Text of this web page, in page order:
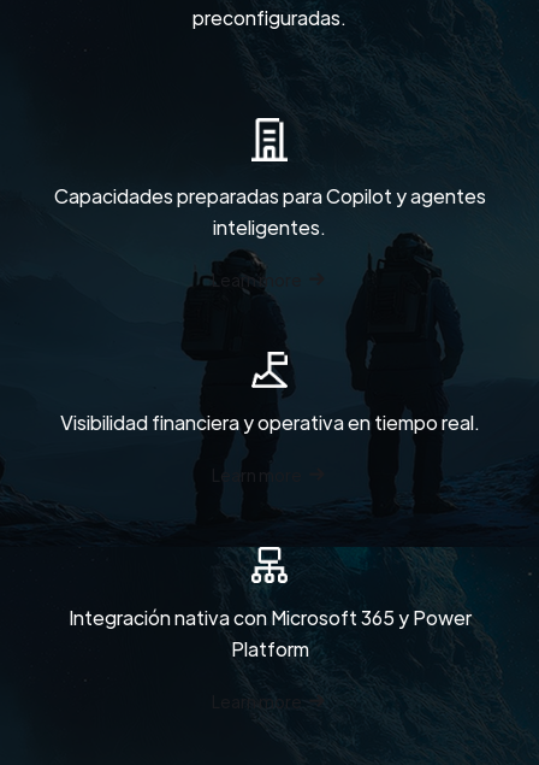
preconfiguradas.
Capacidades preparadas para Copilot y agentes
inteligentes.
Learn more
Visibilidad financiera y operativa en tiempo real.
Integración nativa con Microsoft 365 y Power
Platform